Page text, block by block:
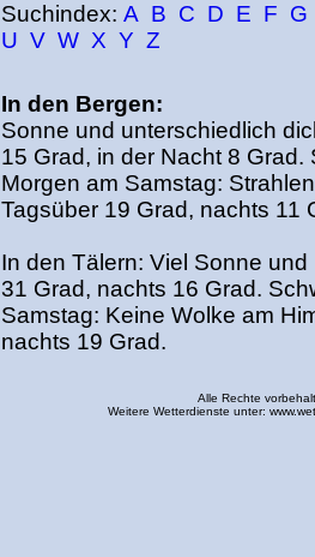
Suchindex: A B C D E F G
U V W X Y Z
In den Bergen:
Sonne und unterschiedlich
15 Grad, in der Nacht 8
Morgen am Samstag:
Tagsüber 19 Grad, nachts 11
In den Tälern: Viel Sonne
31 Grad, nachts 16 Grad.
Samstag: Keine Wolke am
nachts 19 Grad.
Alle Rechte
Weitere Wetterdienste unter: